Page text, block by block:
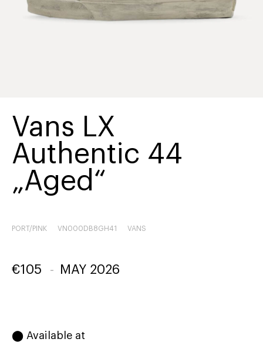
Vans LX
Authentic 44
„Aged“
PORT/PINK VN000DB8GH41 VANS
€105 - MAY 2026
⬤ Available at